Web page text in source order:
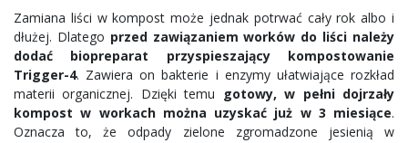
Zamiana liści w kompost może jednak potrwać cały rok albo i
dłużej. Dlatego przed zawiązaniem worków do liści należy
dodać biopreparat przyspieszający kompostowanie
Trigger-4. Zawiera on bakterie i enzymy ułatwiające rozkład
materii organicznej. Dzięki temu
gotowy, w pełni dojrzały
kompost w workach można uzyskać już w 3 miesiące.
Oznacza to, że odpady zielone zgromadzone jesienią w